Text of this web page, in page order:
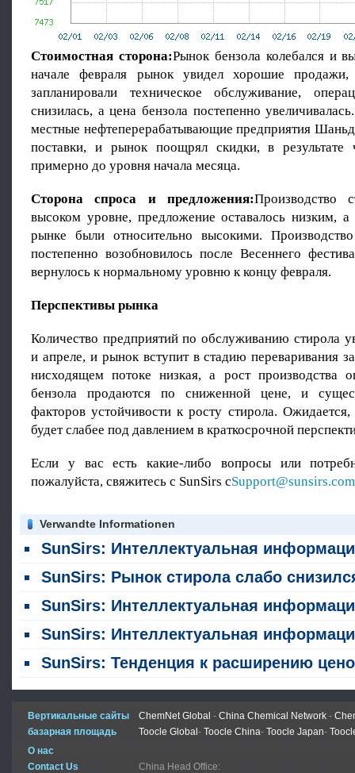
Стоимостная сторона:Рынок бензола колебался и
начале февраля рынок увидел хорошие
запланировали техническое обслуживание,
снизилась, а цена бензола постепенно
местные нефтеперерабатывающие предприятия
поставки, и рынок поощрял скидки, в результате
примерно до уровня начала месяца.
Сторона спроса и предложения:Производство
высоком уровне, предложение оставалось низким,
рынке были относительно высокими.
постепенно возобновилось после Весеннего
вернулось к нормальному уровню к концу февраля.
Перспективы рынка
Количество предприятий по обслуживанию стирола
и апреле, и рынок вступит в стадию переваривания
нисходящем потоке низкая, а рост производства
бензола продаются по сниженной цене, и
факторов устойчивости к росту стирола.
будет слабее под давлением в краткосрочной
Если у вас есть какие-либо вопросы или
пожалуйста, свяжитесь с SunSirs сSupport@sunsirs.com
Verwandte Informationen
SunSirs: Интеллектуальная информация о сырьевых товарах в химической промышленности (5 августа 2026
SunSirs: Рынок стирола слабо снизился на прошлой неделе (27 - 31
SunSirs: Интеллектуальная информация о сырьевых товарах в химической промышленности (29 июля
SunSirs: Интеллектуальная информация о сырьевых товарах в химической промышленности (28 июля
SunSirs: Тенденция к расширению ценового разрыва между отечественным бензолом и стиролом, вероятно, сохранится в краткосрочной
Вертикальные сайты ChemNet Global - China Chemical Network -
базарная площадь
Toocle Global - Toocle China- Toocle Japan-
О нас
Contact Us
China Head Office: